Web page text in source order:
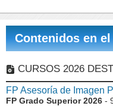
Contenidos en
CURSOS 2026
FP Asesoría de Imagen
FP Grado Superior 2026 -